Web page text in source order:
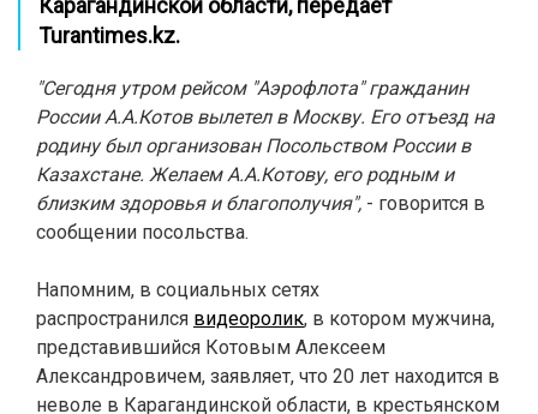
Карагандинской области, передает
Turantimes.kz.
"Сегодня утром рейсом "Аэрофлота" гражданин
России А.А.Котов вылетел в Москву. Его отъезд на
родину был организован Посольством России в
Казахстане. Желаем А.А.Котову, его родным и
близким здоровья и благополучия", - говорится в
сообщении посольства.
Напомним, в социальных сетях
распространился видеоролик, в котором мужчина,
представившийся Котовым Алексеем
Александровичем, заявляет, что 20 лет находится в
неволе в Карагандинской области, в крестьянском